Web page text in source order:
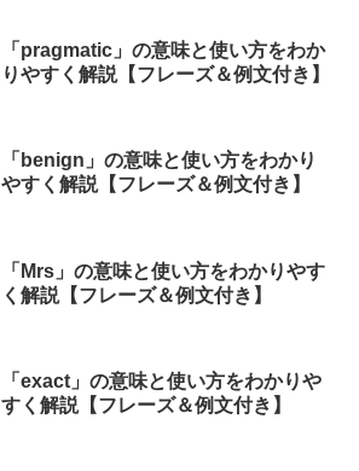
「pragmatic」の意味と使い方をわか
りやすく解説【フレーズ＆例文付き】
「benign」の意味と使い方をわかり
やすく解説【フレーズ＆例文付き】
「Mrs」の意味と使い方をわかりやす
く解説【フレーズ＆例文付き】
「exact」の意味と使い方をわかりや
すく解説【フレーズ＆例文付き】